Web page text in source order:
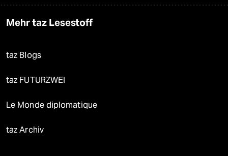
Mehr taz Lesestoff
taz Blogs
taz FUTURZWEI
Le Monde diplomatique
taz Archiv